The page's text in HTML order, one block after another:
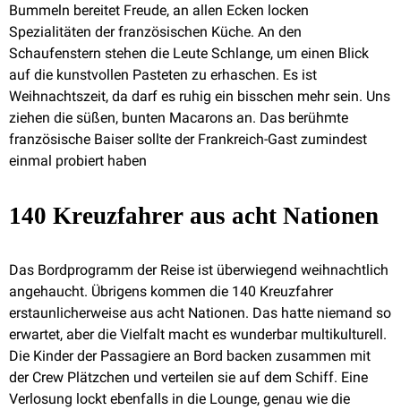
Bummeln bereitet Freude, an allen Ecken locken
Spezialitäten der französischen Küche. An den
Schaufenstern stehen die Leute Schlange, um einen Blick
auf die kunstvollen Pasteten zu erhaschen. Es ist
Weihnachtszeit, da darf es ruhig ein bisschen mehr sein. Uns
ziehen die süßen, bunten Macarons an. Das berühmte
französische Baiser sollte der Frankreich-Gast zumindest
einmal probiert haben
140 Kreuzfahrer aus acht Nationen
Das Bordprogramm der Reise ist überwiegend weihnachtlich
angehaucht. Übrigens kommen die 140 Kreuzfahrer
erstaunlicherweise aus acht Nationen. Das hatte niemand so
erwartet, aber die Vielfalt macht es wunderbar multikulturell.
Die Kinder der Passagiere an Bord backen zusammen mit
der Crew Plätzchen und verteilen sie auf dem Schiff. Eine
Verlosung lockt ebenfalls in die Lounge, genau wie die